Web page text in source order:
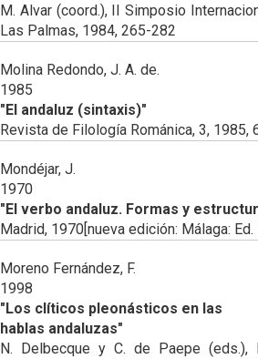
M. Alvar (coord.), II Simposio
Las Palmas, 1984, 265-282
Molina Redondo, J. A. de.
1985
"El andaluz (sintaxis)"
Revista de Filología Románica, 3, 1985,
Mondéjar, J.
1970
"El verbo andaluz. Formas y
Madrid, 1970[nueva edición: Málaga:
Moreno Fernández, F.
1998
"Los clíticos pleonásticos en las
hablas andaluzas"
N. Delbecque y C. de Paepe (eds.),